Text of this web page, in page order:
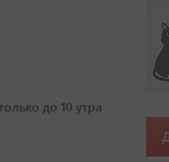
до 10 утра